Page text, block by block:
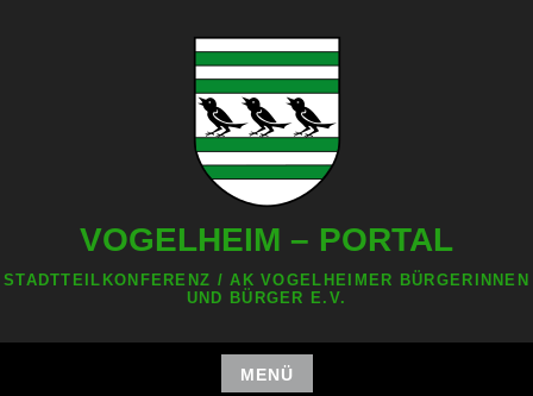
VOGELHEIM – PORTAL
STADTTEILKONFERENZ / AK VOGELHEIMER BÜRGERINNEN
UND BÜRGER E.V.
MENÜ